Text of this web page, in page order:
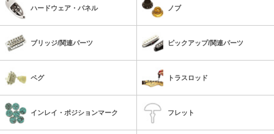
ハードウェア・パネル ノブ
ブリッジ/関連パーツ ピックアップ/関連パーツ
ペグ トラスロッド
インレイ・ポジションマーク フレット